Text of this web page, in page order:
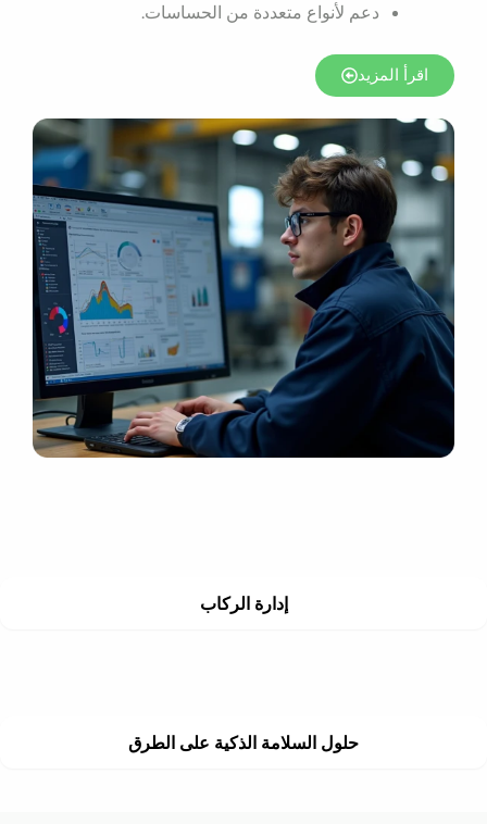
إدارة الركاب
حلول السلامة الذكية على الطرق
دعم لأنواع متعددة من الحساسات.
اقرأ المزيد